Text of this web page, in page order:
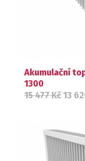
Akumulační
1300
15 477Kč 13